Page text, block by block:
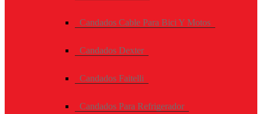
Candados Cable Para Bici Y Motos
Candados Dexter
Candados Faitelli
Candados Para Refrigerador